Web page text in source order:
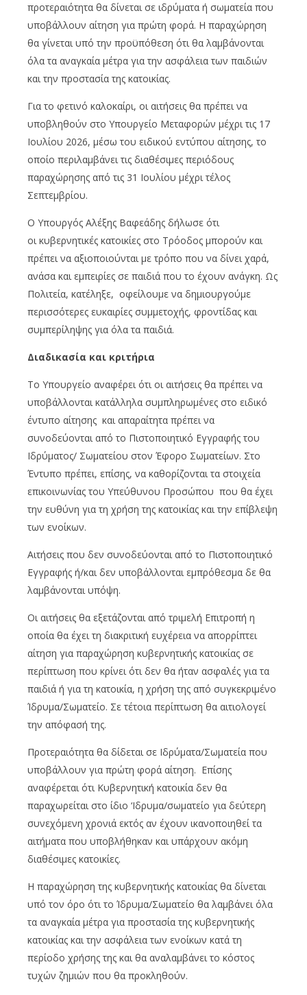
προτεραιότητα θα δίνεται σε ιδρύματα ή σωματεία που
υποβάλλουν αίτηση για πρώτη φορά. Η παραχώρηση
θα γίνεται υπό την προϋπόθεση ότι θα λαμβάνονται
όλα τα αναγκαία μέτρα για την ασφάλεια των παιδιών
και την προστασία της κατοικίας.
Για το φετινό καλοκαίρι, οι αιτήσεις θα πρέπει να
υποβληθούν στο Υπουργείο Μεταφορών μέχρι τις 17
Ιουλίου 2026, μέσω του ειδικού εντύπου αίτησης, το
οποίο περιλαμβάνει τις διαθέσιμες περιόδους
παραχώρησης από τις 31 Ιουλίου μέχρι τέλος
Σεπτεμβρίου.
Ο Υπουργός Αλέξης Βαφεάδης δήλωσε ότι
οι κυβερνητικές κατοικίες στο Τρόοδος μπορούν και
πρέπει να αξιοποιούνται με τρόπο που να δίνει χαρά,
ανάσα και εμπειρίες σε παιδιά που το έχουν ανάγκη. Ως
Πολιτεία, κατέληξε, οφείλουμε να δημιουργούμε
περισσότερες ευκαιρίες συμμετοχής, φροντίδας και
συμπερίληψης για όλα τα παιδιά.
Διαδικασία και κριτήρια
Το Υπουργείο αναφέρει ότι οι αιτήσεις θα πρέπει να
υποβάλλονται κατάλληλα συμπληρωμένες στο ειδικό
έντυπο αίτησης και απαραίτητα πρέπει να
συνοδεύονται από το Πιστοποιητικό Εγγραφής του
Ιδρύματος/ Σωματείου στον Έφορο Σωματείων. Στο
Έντυπο πρέπει, επίσης, να καθορίζονται τα στοιχεία
επικοινωνίας του Υπεύθυνου Προσώπου που θα έχει
την ευθύνη για τη χρήση της κατοικίας και την επίβλεψη
των ενοίκων.
Αιτήσεις που δεν συνοδεύονται από το Πιστοποιητικό
Εγγραφής ή/και δεν υποβάλλονται εμπρόθεσμα δε θα
λαμβάνονται υπόψη.
Οι αιτήσεις θα εξετάζονται από τριμελή Επιτροπή η
οποία θα έχει τη διακριτική ευχέρεια να απορρίπτει
αίτηση για παραχώρηση κυβερνητικής κατοικίας σε
περίπτωση που κρίνει ότι δεν θα ήταν ασφαλές για τα
παιδιά ή για τη κατοικία, η χρήση της από συγκεκριμένο
Ίδρυμα/Σωματείο. Σε τέτοια περίπτωση θα αιτιολογεί
την απόφασή της.
Προτεραιότητα θα δίδεται σε Ιδρύματα/Σωματεία που
υποβάλλουν για πρώτη φορά αίτηση. Επίσης
αναφέρεται ότι Κυβερνητική κατοικία δεν θα
παραχωρείται στο ίδιο ‘Ιδρυμα/σωματείο για δεύτερη
συνεχόμενη χρονιά εκτός αν έχουν ικανοποιηθεί τα
αιτήματα που υποβλήθηκαν και υπάρχουν ακόμη
διαθέσιμες κατοικίες.
Η παραχώρηση της κυβερνητικής κατοικίας θα δίνεται
υπό τον όρο ότι το Ίδρυμα/Σωματείο θα λαμβάνει όλα
τα αναγκαία μέτρα για προστασία της κυβερνητικής
κατοικίας και την ασφάλεια των ενοίκων κατά τη
περίοδο χρήσης της και θα αναλαμβάνει το κόστος
τυχών ζημιών που θα προκληθούν.